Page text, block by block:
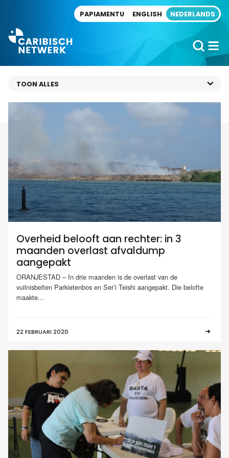
PAPIAMENTU ENGLISH NEDERLANDS
Overheid belooft aan rechter: in 3
maanden overlast afvaldump
aangepakt
ORANJESTAD – In drie maanden is de overlast van de
vuilnisbelten Parkietenbos en Ser’i Teishi aangepakt. Die belofte
maakte...
22 FEBRUARI 2020